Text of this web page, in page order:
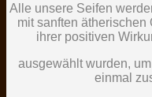
Alle unsere Seifen
mit sanften
ihrer positiven
ausgewählt wurden,
einmal